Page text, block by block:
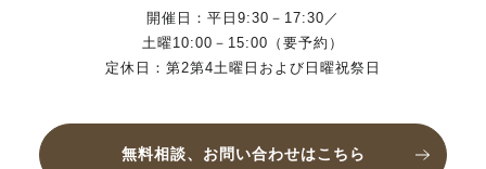
開催日：平日9:30－17:30／
土曜10:00－15:00（要予約）
定休日：第2第4土曜日および日曜祝祭日
無料相談、お問い合わせはこちら